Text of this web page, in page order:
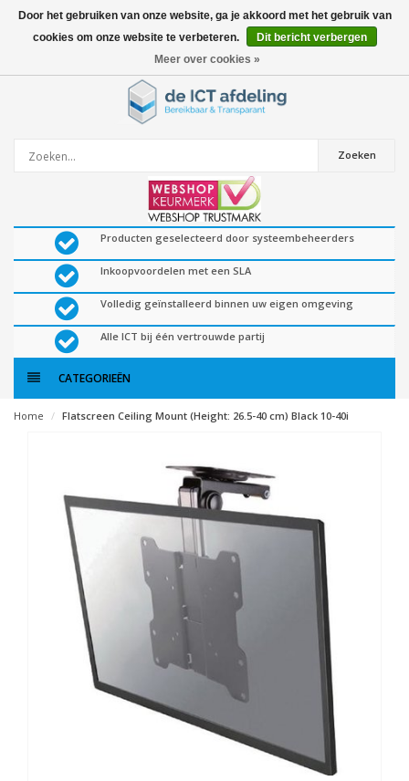
0artikelen
Zoeken
Producten geselecteerd door systeembeheerders
Inkoopvoordelen met een SLA
Volledig geïnstalleerd binnen uw eigen omgeving
Alle ICT bij één vertrouwde partij
CATEGORIEËN
Home Flatscreen Ceiling Mount (Height: 26.5-40 cm) Black 10-40i
Door het gebruiken van onze website, ga je akkoord met het gebruik van
cookies om onze website te verbeteren.
Dit bericht verbergen
Meer over cookies »